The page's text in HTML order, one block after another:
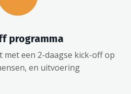
programma
een 2-daagse kick-off op
en uitvoering